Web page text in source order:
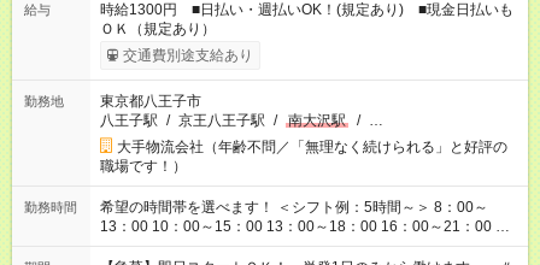
給与
時給1300円 ■日払い・週払いOK！(規定あり) ■現金日払いも
ＯＫ（規定あり）
交通費別途支給あり
勤務地
東京都八王子市
八王子駅 / 京王八王子駅 / 南大沢駅 / …
大手物流会社（年齢不問／「無理なく続けられる」と好評の
職場です！）
勤務時間
希望の時間帯を選べます！ ＜シフト例：5時間～＞ 8：00～
13：00 10：00～15：00 13：00～18：00 16：00～21：00 ＜
シフト例：8時間～＞ ・10：00～19：00 ・13：00～22：00 ・